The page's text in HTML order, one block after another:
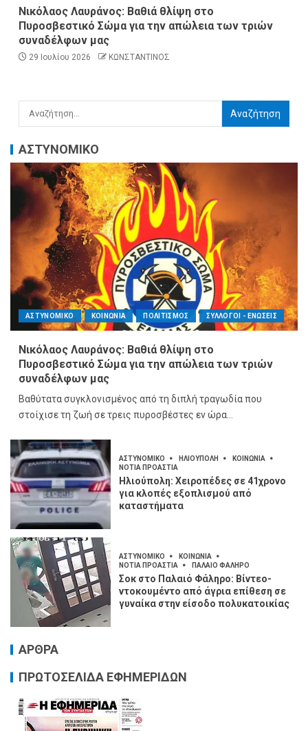
Νικόλαος Λαυράνος: Βαθιά θλίψη στο
Πυροσβεστικό Σώμα για την απώλεια των τριών
συναδέλφων μας
29 Ιουλίου 2026 ΚΩΝΣΤΑΝΤΙΝΟΣ
ΑΣΤΥΝΟΜΙΚΟ
ΑΣΤΥΝΟΜΙΚΟ ΚΟΙΝΩΝΙΑ ΠΟΛΙΤΙΣΜΟΣ ΣΥΛΛΟΓΟΙ - ΕΝΩΣΕΙΣ
Νικόλαος Λαυράνος: Βαθιά θλίψη στο
Πυροσβεστικό Σώμα για την απώλεια των τριών
συναδέλφων μας
Βαθύτατα συγκλονισμένος από τη διπλή τραγωδία που
στοίχισε τη ζωή σε τρεις πυροσβέστες εν ώρα...
ΑΣΤΥΝΟΜΙΚΟ ΗΛΙΟΥΠΟΛΗ
ΚΟΙΝΩΝΙΑ
ΝΟΤΙΑ ΠΡΟΑΣΤΙΑ
Ηλιούπολη: Χειροπέδες σε 41χρονο
για κλοπές εξοπλισμού από
καταστήματα
ΑΣΤΥΝΟΜΙΚΟ
ΚΟΙΝΩΝΙΑ
ΝΟΤΙΑ ΠΡΟΑΣΤΙΑ
ΠΑΛΑΙΟ ΦΑΛΗΡΟ
Σοκ στο Παλαιό Φάληρο: Βίντεο-
ντοκουμέντο από άγρια επίθεση σε
γυναίκα στην είσοδο πολυκατοικίας
ΑΡΘΡΑ
ΠΡΩΤΟΣΕΛΙΔΑ ΕΦΗΜΕΡΙΔΩΝ